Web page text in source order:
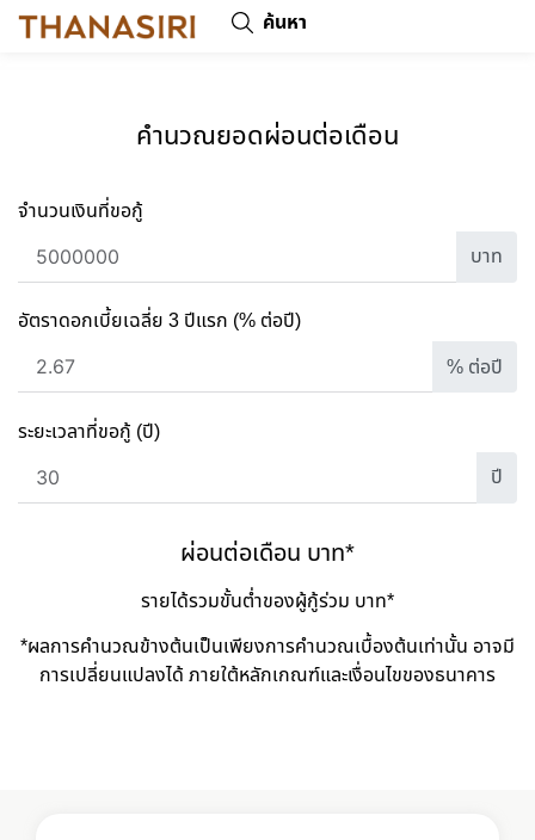
ค้นหา
คำนวณยอดผ่อนต่อเดือน
จำนวนเงินที่ขอกู้
บาท
อัตราดอกเบี้ยเฉลี่ย 3 ปีแรก (% ต่อปี)
% ต่อปี
ระยะเวลาที่ขอกู้ (ปี)
ปี
ผ่อนต่อเดือน บาท*
รายได้รวมขั้นต่ำของผู้กู้ร่วม บาท*
*ผลการคำนวณข้างต้นเป็นเพียงการคำนวณเบื้องต้นเท่านั้น อาจมี
การเปลี่ยนแปลงได้ ภายใต้หลักเกณฑ์และเงื่อนไขของธนาคาร